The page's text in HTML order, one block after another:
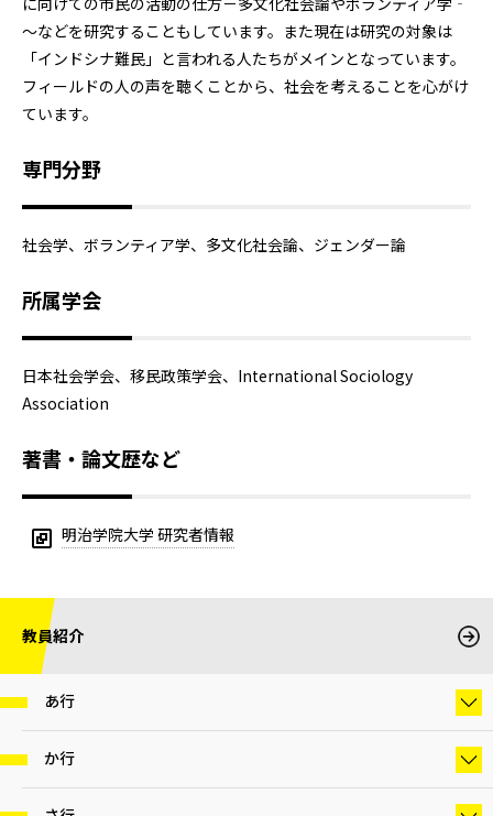
～などを研究することもしています。また現在は研究の対象は
「インドシナ難民」と言われる人たちがメインとなっています。
フィールドの人の声を聴くことから、社会を考えることを心がけ
ています。
専門分野
社会学、ボランティア学、多文化社会論、ジェンダー論
所属学会
日本社会学会、移民政策学会、International Sociology
Association
著書・論文歴など
明治学院大学 研究者情報
教員紹介
あ行
か行